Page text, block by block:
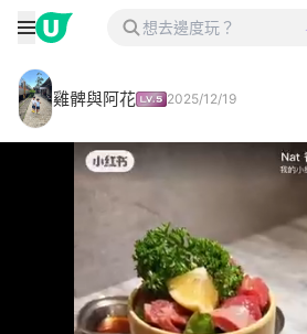
雞髀與阿花 2025/12/19